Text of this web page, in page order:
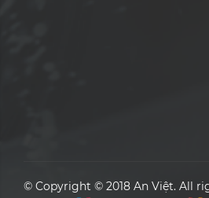
© Copyright © 2018 An Việt. All